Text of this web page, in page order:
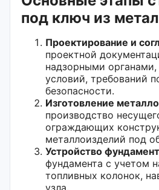
под ключ из
Проектирование и
проектной
надзорными органами,
условий, требований
безопасности.
Изготовление
производство
ограждающих
металлоизделий под
Устройство
фундамента с учетом
топливных колонок,
узла.